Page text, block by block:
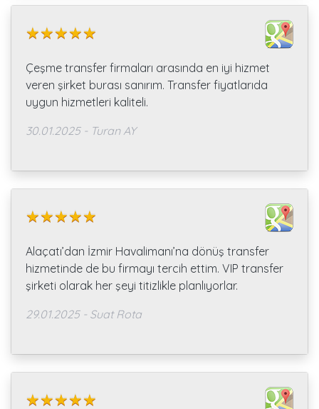
Çeşme transfer firmaları arasında en iyi hizmet
veren şirket burası sanırım. Transfer fiyatlarıda
uygun hizmetleri kaliteli.
30.01.2025 - Turan AY
Alaçatı’dan İzmir Havalimanı’na dönüş transfer
hizmetinde de bu firmayı tercih ettim. VIP transfer
şirketi olarak her şeyi titizlikle planlıyorlar.
29.01.2025 - Suat Rota